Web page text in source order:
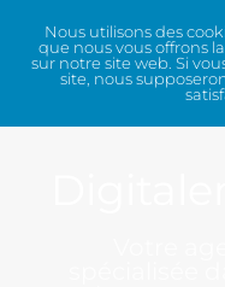
Nous utilisons des
que nous vous offrons
sur notre site web. Si
site, nous